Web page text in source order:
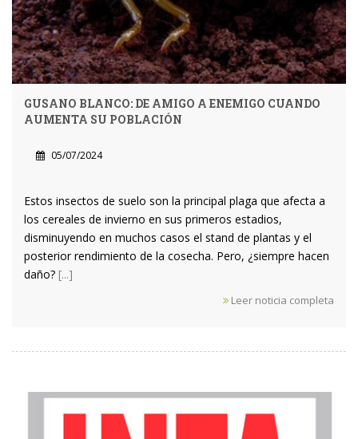
GUSANO BLANCO: DE AMIGO A ENEMIGO CUANDO
AUMENTA SU POBLACIÓN
05/07/2024
Estos insectos de suelo son la principal plaga que afecta a
los cereales de invierno en sus primeros estadios,
disminuyendo en muchos casos el stand de plantas y el
posterior rendimiento de la cosecha. Pero, ¿siempre hacen
daño? [...]
Leer noticia completa